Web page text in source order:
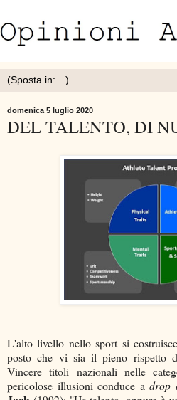
domenica 5 luglio 2020
DEL TALENTO, DI
L'alto livello nello sport si
posto che vi sia il pieno rispetto
Vincere titoli nazionali nelle
pericolose illusioni conduce a drop